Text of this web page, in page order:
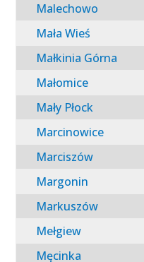
Malechowo
Mała Wieś
Małkinia Górna
Małomice
Mały Płock
Marcinowice
Marciszów
Margonin
Markuszów
Mełgiew
Męcinka